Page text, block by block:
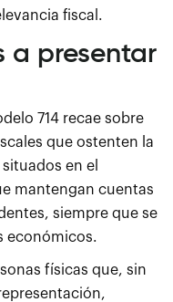
fiscal.
a presentar
714 recae sobre
que ostenten la
en el
mantengan cuentas
siempre que se
económicos.
físicas que, sin